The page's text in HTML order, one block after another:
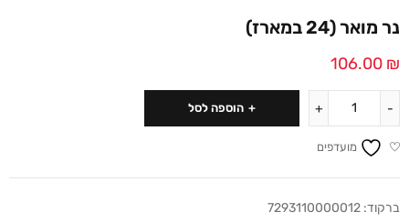
נר מואר (24 במארז)
106.00 ₪
הוספה לסל
מועדפים
ברקוד: 7293110000012